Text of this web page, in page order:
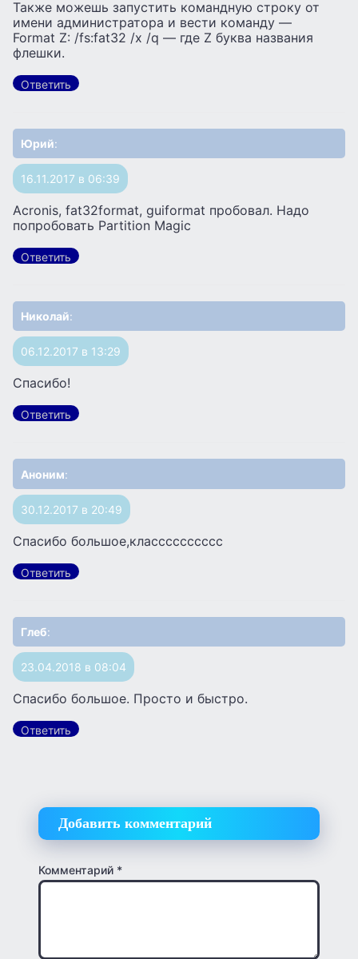
Также можешь запустить командную строку от
имени администратора и вести команду —
Format Z: /fs:fat32 /x /q — где Z буква названия
флешки.
Ответить
Юрий:
16.11.2017 в 06:39
Acronis, fat32format, guiformat пробовал. Надо
попробовать Partition Magic
Ответить
Николай:
06.12.2017 в 13:29
Спасибо!
Ответить
Аноним:
30.12.2017 в 20:49
Спасибо большое,класссссссссс
Ответить
Глеб:
23.04.2018 в 08:04
Спасибо большое. Просто и быстро.
Ответить
Добавить комментарий
Комментарий *